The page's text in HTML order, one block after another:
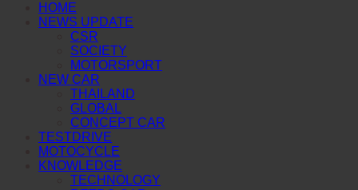
HOME
NEWS UPDATE
CSR
SOCIETY
MOTORSPORT
NEW CAR
THAILAND
GLOBAL
CONCEPT CAR
TESTDRIVE
MOTOCYCLE
KNOWLEDGE
TECHNOLOGY